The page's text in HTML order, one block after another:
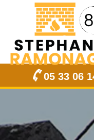
05 33 06